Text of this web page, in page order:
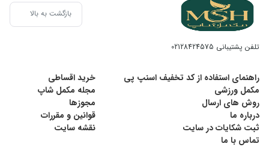
بازگشت به بالا
تلفن پشتیبانی 02128424575
راهنمای استفاده از کد تخفیف اسنپ پی
خرید اقساطی
مکمل ورزشی
مجله مکمل شاپ
روش های ارسال
مجوزها
درباره ما
قوانین و مقررات
ثبت شکایات در سایت
نقشه سایت
تماس با ما